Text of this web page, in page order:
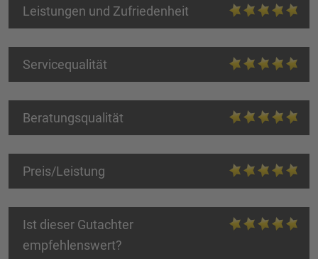
Leistungen und Zufriedenheit
Servicequalität
Beratungsqualität
Preis/Leistung
Ist dieser Gutachter
empfehlenswert?